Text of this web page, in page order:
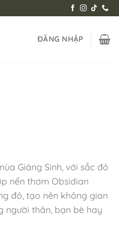
ĐĂNG NHẬP
Giáng Sinh, với sắc đỏ
nến thơm Obsidian
đỏ, tạo nên không gian
người thân, bạn bè hay